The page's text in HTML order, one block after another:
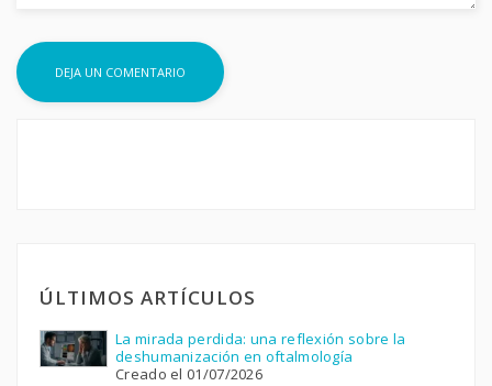
ÚLTIMOS ARTÍCULOS
La mirada perdida: una reflexión sobre la
deshumanización en oftalmología
Creado el 01/07/2026